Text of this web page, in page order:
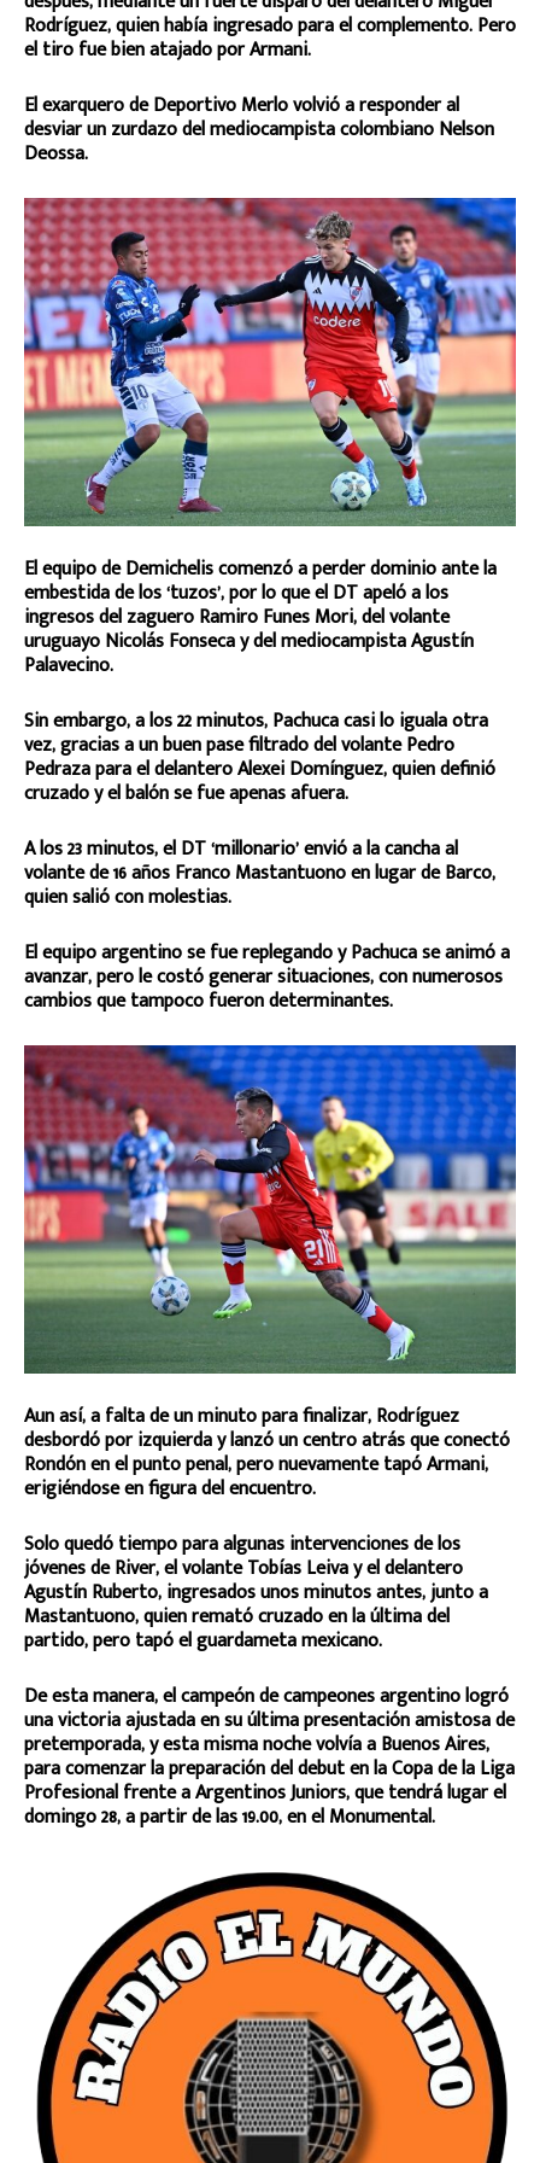
Rodríguez, quien había ingresado para el complemento. Pero
el tiro fue bien atajado por Armani.
El exarquero de Deportivo Merlo volvió a responder al
desviar un zurdazo del mediocampista colombiano Nelson
Deossa.
El equipo de Demichelis comenzó a perder dominio ante la
embestida de los ‘tuzos’, por lo que el DT apeló a los
ingresos del zaguero Ramiro Funes Mori, del volante
uruguayo Nicolás Fonseca y del mediocampista Agustín
Palavecino.
Sin embargo, a los 22 minutos, Pachuca casi lo iguala otra
vez, gracias a un buen pase filtrado del volante Pedro
Pedraza para el delantero Alexei Domínguez, quien definió
cruzado y el balón se fue apenas afuera.
A los 23 minutos, el DT ‘millonario’ envió a la cancha al
volante de 16 años Franco Mastantuono en lugar de Barco,
quien salió con molestias.
El equipo argentino se fue replegando y Pachuca se animó a
avanzar, pero le costó generar situaciones, con numerosos
cambios que tampoco fueron determinantes.
Aun así, a falta de un minuto para finalizar, Rodríguez
desbordó por izquierda y lanzó un centro atrás que conectó
Rondón en el punto penal, pero nuevamente tapó Armani,
erigiéndose en figura del encuentro.
Solo quedó tiempo para algunas intervenciones de los
jóvenes de River, el volante Tobías Leiva y el delantero
Agustín Ruberto, ingresados unos minutos antes, junto a
Mastantuono, quien remató cruzado en la última del
partido, pero tapó el guardameta mexicano.
De esta manera, el campeón de campeones argentino logró
una victoria ajustada en su última presentación amistosa de
pretemporada, y esta misma noche volvía a Buenos Aires,
para comenzar la preparación del debut en la Copa de la Liga
Profesional frente a Argentinos Juniors, que tendrá lugar el
domingo 28, a partir de las 19.00, en el Monumental.